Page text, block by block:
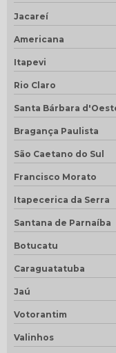
Jacareí
Americana
Itapevi
Rio Claro
Santa Bárbara
Bragança Paulista
São Caetano do Sul
Francisco Morato
Itapecerica da Serra
Santana de Parnaíba
Botucatu
Caraguatatuba
Jaú
Votorantim
Valinhos